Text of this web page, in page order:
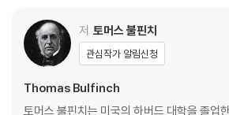
제13장 니소스와 스킬레·에코와 나르키소스·클
제14장 아테나·니오베
제15장 그라이아이와 고르고네스·페르세우스와
메데
제16장 괴물들: 거인들·스핑크스·페가소스와 키
저 토머스 불핀치
관심작가 알림신청
Thomas Bulfinch
토머스 불핀치는 미국의 하버드 대학을 졸업